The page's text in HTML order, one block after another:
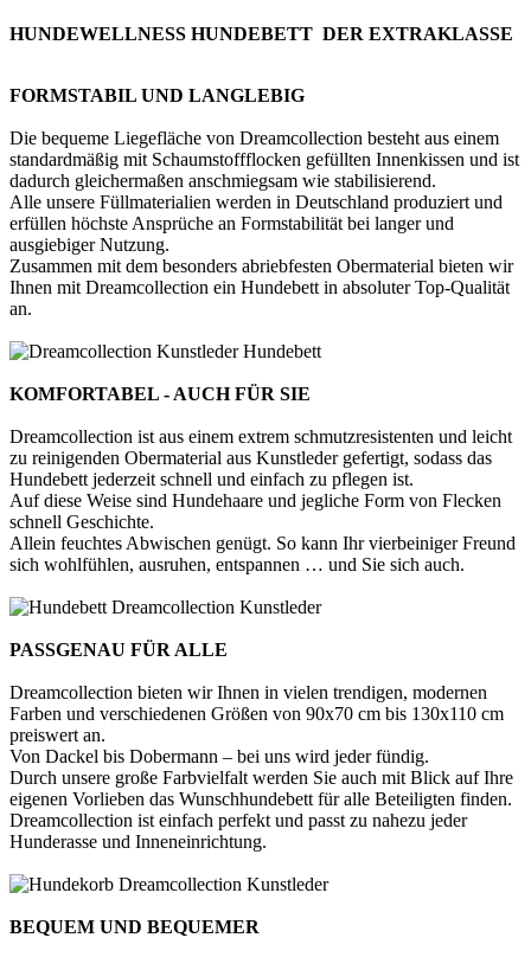
HUNDEWELLNESS HUNDEBETT DER EXTRAKLASSE
FORMSTABIL UND LANGLEBIG
Die bequeme Liegefläche von Dreamcollection besteht aus einem
standardmäßig mit Schaumstoffflocken gefüllten Innenkissen und ist
dadurch gleichermaßen anschmiegsam wie stabilisierend.
Alle unsere Füllmaterialien werden in Deutschland produziert und
erfüllen höchste Ansprüche an Formstabilität bei langer und
ausgiebiger Nutzung.
Zusammen mit dem besonders abriebfesten Obermaterial bieten wir
Ihnen mit Dreamcollection ein Hundebett in absoluter Top-Qualität
an.
KOMFORTABEL - AUCH FÜR SIE
Dreamcollection ist aus einem extrem schmutzresistenten und leicht
zu reinigenden Obermaterial aus Kunstleder gefertigt, sodass das
Hundebett jederzeit schnell und einfach zu pflegen ist.
Auf diese Weise sind Hundehaare und jegliche Form von Flecken
schnell Geschichte.
Allein feuchtes Abwischen genügt. So kann Ihr vierbeiniger Freund
sich wohlfühlen, ausruhen, entspannen … und Sie sich auch.
PASSGENAU FÜR ALLE
Dreamcollection bieten wir Ihnen in vielen trendigen, modernen
Farben und verschiedenen Größen von 90x70 cm bis 130x110 cm
preiswert an.
Von Dackel bis Dobermann – bei uns wird jeder fündig.
Durch unsere große Farbvielfalt werden Sie auch mit Blick auf Ihre
eigenen Vorlieben das Wunschhundebett für alle Beteiligten finden.
Dreamcollection ist einfach perfekt und passt zu nahezu jeder
Hunderasse und Inneneinrichtung.
BEQUEM UND BEQUEMER